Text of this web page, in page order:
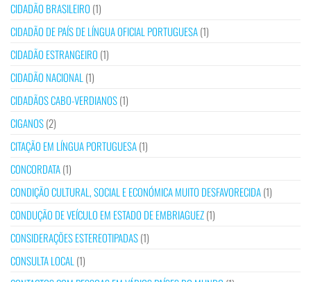
CIDADÃO BRASILEIRO (1)
CIDADÃO DE PAÍS DE LÍNGUA OFICIAL PORTUGUESA(1)
CIDADÃO ESTRANGEIRO (1)
CIDADÃO NACIONAL (1)
CIDADÃOS CABO-VERDIANOS(1)
CIGANOS(2)
CITAÇÃO EM LÍNGUA PORTUGUESA(1)
CONCORDATA(1)
CONDIÇÃO CULTURAL, SOCIAL E ECONÓMICA MUITO DESFAVORECIDA(1)
CONDUÇÃO DE VEÍCULO EM ESTADO DE EMBRIAGUEZ(1)
CONSIDERAÇÕES ESTEREOTIPADAS(1)
CONSULTA LOCAL (1)